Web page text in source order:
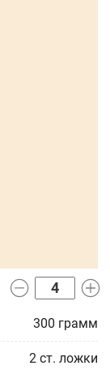
300 грамм
2 ст. ложки